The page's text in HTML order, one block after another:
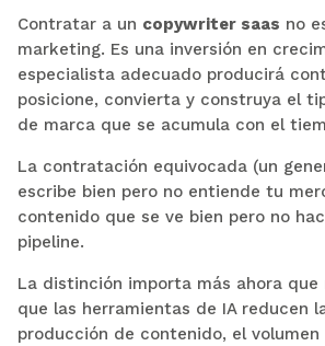
Contratar a un copywriter saas no
marketing. Es una inversión en
especialista adecuado producirá
posicione, convierta y construya el
de marca que se acumula con el
La contratación equivocada (un
escribe bien pero no entiende tu
contenido que se ve bien pero no
pipeline.
La distinción importa más ahora que
que las herramientas de IA reducen
producción de contenido, el